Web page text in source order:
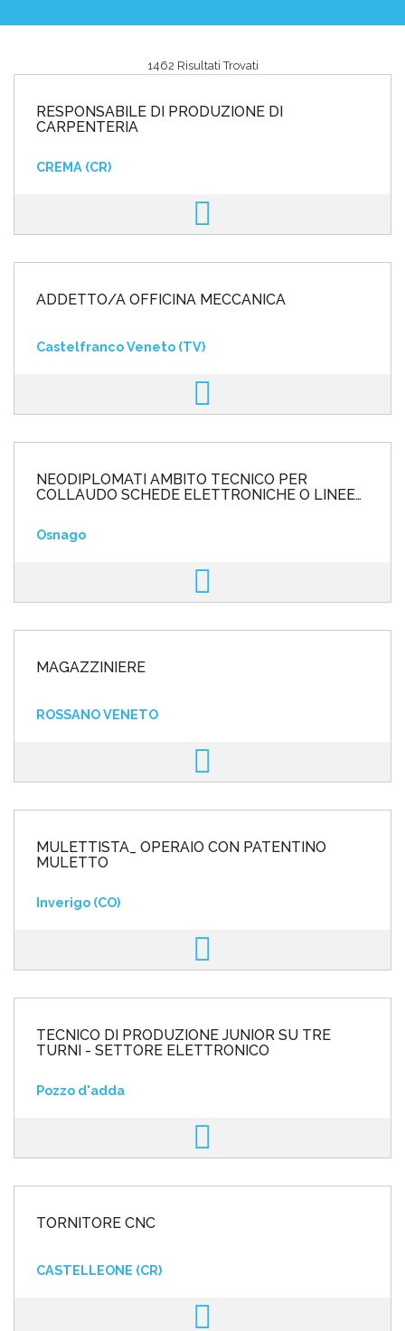
INVIA CV
1462 Risultati Trovati
RESPONSABILE DI PRODUZIONE DI
CARPENTERIA
CREMA (CR)
ADDETTO/A OFFICINA MECCANICA
Castelfranco Veneto (TV)
NEODIPLOMATI AMBITO TECNICO PER
COLLAUDO SCHEDE ELETTRONICHE O LINEE
Osnago
MAGAZZINIERE
ROSSANO VENETO
MULETTISTA_ OPERAIO CON PATENTINO
MULETTO
Inverigo (CO)
TECNICO DI PRODUZIONE JUNIOR SU TRE
TURNI - SETTORE ELETTRONICO
Pozzo d'adda
TORNITORE CNC
CASTELLEONE (CR)